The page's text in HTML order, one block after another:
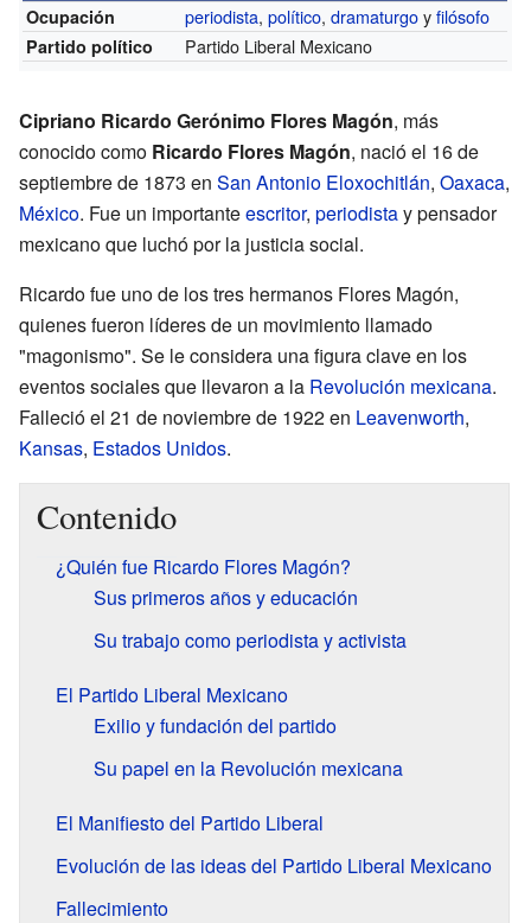
Ocupación
periodista,político,dramaturgoyfilósofo
Partido político Partido Liberal Mexicano
Cipriano Ricardo Gerónimo Flores Magón, más
conocido como Ricardo Flores Magón, nació el 16 de
septiembre de 1873 en San Antonio Eloxochitlán, Oaxaca,
México. Fue un importanteescritor, periodistay pensador
mexicano que luchó por la justicia social.
Ricardo fue uno de los tres hermanos Flores Magón,
quienes fueron líderes de un movimiento llamado
"magonismo". Se le considera una figura clave en los
eventos sociales que llevaron a la Revolución mexicana.
Falleció el 21 de noviembre de 1922 en Leavenworth,
Kansas, Estados Unidos.
Contenido
¿Quién fue Ricardo Flores Magón?
Sus primeros años y educación
Su trabajo como periodista y activista
El Partido Liberal Mexicano
Exilio y fundación del partido
Su papel en la Revolución mexicana
El Manifiesto del Partido Liberal
Evolución de las ideas del Partido Liberal Mexicano
Fallecimiento